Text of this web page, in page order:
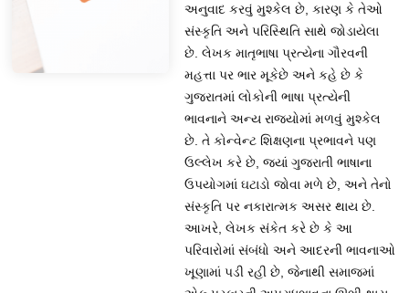
અનુવાદ કરવું મુશ્કેલ છે, કારણ કે તેઓ
સંસ્કૃતિ અને પરિસ્થિતિ સાથે જોડાયેલા
છે. લેખક માતૃભાષા પ્રત્યેના ગૌરવની
મહત્તા પર ભાર મૂકેછે અને કહે છે કે
ગુજરાતમાં લોકોની ભાષા પ્રત્યેની
ભાવનાને અન્ય રાજ્યોમાં મળવું મુશ્કેલ
છે. તે કોન્વેન્ટ શિક્ષણના પ્રભાવને પણ
ઉલ્લેખ કરે છે, જ્યાં ગુજરાતી ભાષાના
ઉપયોગમાં ઘટાડો જોવા મળે છે, અને તેનો
સંસ્કૃતિ પર નકારાત્મક અસર થાય છે.
આખરે, લેખક સંકેત કરે છે કે આ
પરિવારોમાં સંબંધો અને આદરની ભાવનાઓ
ખૂણામાં પડી રહી છે, જેનાથી સમાજમાં